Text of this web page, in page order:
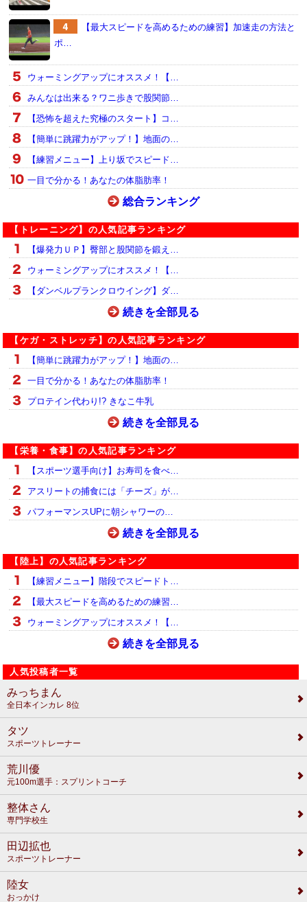
【最大スピードを高めるための練習】加速走の方法と
ポ…
ウォーミングアップにオススメ！【…
みんなは出来る？ワニ歩きで股関節…
【恐怖を超えた究極のスタート】コ…
【簡単に跳躍力がアップ！】地面の…
【練習メニュー】上り坂でスピード…
一目で分かる！あなたの体脂肪率！
総合ランキング
【トレーニング】の人気記事ランキング
【爆発力ＵＰ】臀部と股関節を鍛え…
ウォーミングアップにオススメ！【…
【ダンベルプランクロウイング】ダ…
続きを全部見る
【ケガ・ストレッチ】の人気記事ランキング
【簡単に跳躍力がアップ！】地面の…
一目で分かる！あなたの体脂肪率！
プロテイン代わり!? きなこ牛乳
続きを全部見る
【栄養・食事】の人気記事ランキング
【スポーツ選手向け】お寿司を食べ…
アスリートの捕食には「チーズ」が…
パフォーマンスUPに朝シャワーの…
続きを全部見る
【陸上】の人気記事ランキング
【練習メニュー】階段でスピードト…
【最大スピードを高めるための練習…
ウォーミングアップにオススメ！【…
続きを全部見る
人気投稿者一覧
みっちまん
全日本インカレ 8位
タツ
スポーツトレーナー
荒川優
元100m選手：スプリントコーチ
整体さん
専門学校生
田辺拡也
スポーツトレーナー
陸女
おっかけ